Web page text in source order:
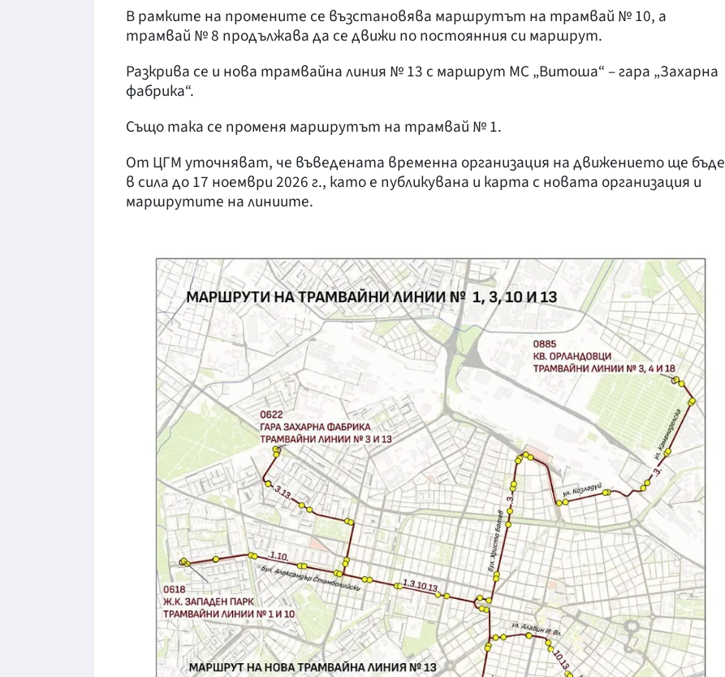
В рамките на промените се възстановява маршрутът на трамвай № 10, а
трамвай № 8 продължава да се движи по постоянния си маршрут.
Разкрива се и нова трамвайна линия № 13 с маршрут МС „Витоша“ – гара „Захарна
фабрика“.
Също така се променя маршрутът на трамвай № 1.
От ЦГМ уточняват, че въведената временна организация на движението ще бъде
в сила до 17 ноември 2026 г., като е публикувана и карта с новата организация и
маршрутите на линиите.